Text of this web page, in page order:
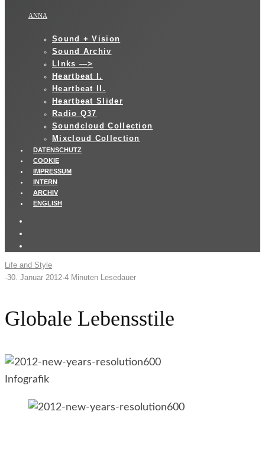
ANNA
Sound + Vision
Sound Archiv
LInks —>
Heartbeat I.
Heartbeat II.
Heartbeat Slider
Radio Q37
Soundcloud Collection
Mixcloud Collection
DATENSCHUTZ
COOKIE
IMPRESSUM
INTERN
ARCHIV
ENGLISH
Life and Style
·30. Januar 2012·4 Minuten Lesedauer
Globale Lebensstile
Infografik